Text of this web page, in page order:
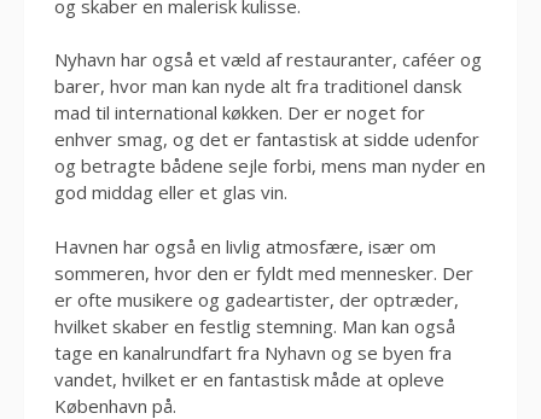
og skaber en malerisk kulisse.
Nyhavn har også et væld af restauranter, caféer og
barer, hvor man kan nyde alt fra traditionel dansk
mad til international køkken. Der er noget for
enhver smag, og det er fantastisk at sidde udenfor
og betragte bådene sejle forbi, mens man nyder en
god middag eller et glas vin.
Havnen har også en livlig atmosfære, især om
sommeren, hvor den er fyldt med mennesker. Der
er ofte musikere og gadeartister, der optræder,
hvilket skaber en festlig stemning. Man kan også
tage en kanalrundfart fra Nyhavn og se byen fra
vandet, hvilket er en fantastisk måde at opleve
København på.